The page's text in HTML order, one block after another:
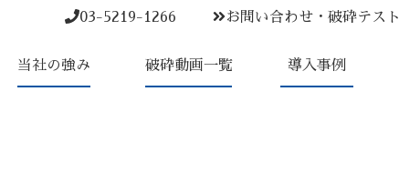
03-5219-1266 お問い合わせ・破砕テスト
当社の強み 破砕動画一覧 導入事例